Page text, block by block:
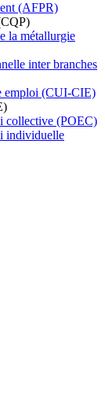
(AFPR)
la métallurgie
inter branches
emploi (CUI-CIE)
collective (POEC)
individuelle